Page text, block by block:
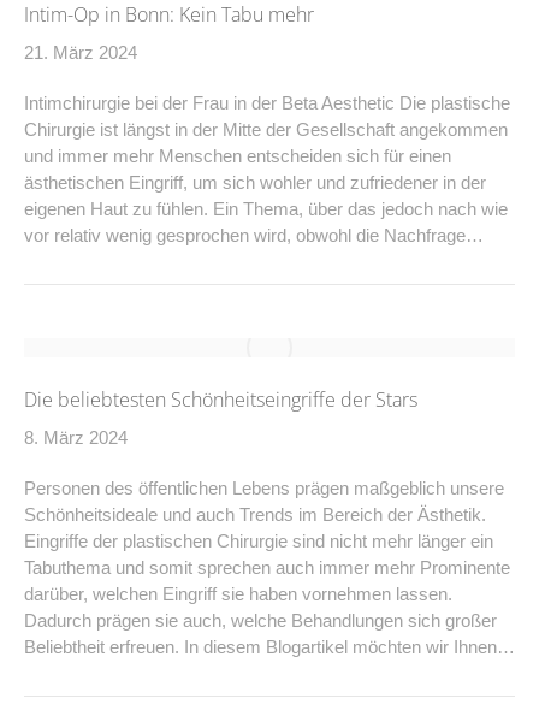
Intim-Op in Bonn: Kein Tabu mehr
21. März 2024
Intimchirurgie bei der Frau in der Beta Aesthetic Die plastische
Chirurgie ist längst in der Mitte der Gesellschaft angekommen
und immer mehr Menschen entscheiden sich für einen
ästhetischen Eingriff, um sich wohler und zufriedener in der
eigenen Haut zu fühlen. Ein Thema, über das jedoch nach wie
vor relativ wenig gesprochen wird, obwohl die Nachfrage…
Die beliebtesten Schönheitseingriffe der Stars
8. März 2024
Personen des öffentlichen Lebens prägen maßgeblich unsere
Schönheitsideale und auch Trends im Bereich der Ästhetik.
Eingriffe der plastischen Chirurgie sind nicht mehr länger ein
Tabuthema und somit sprechen auch immer mehr Prominente
darüber, welchen Eingriff sie haben vornehmen lassen.
Dadurch prägen sie auch, welche Behandlungen sich großer
Beliebtheit erfreuen. In diesem Blogartikel möchten wir Ihnen…